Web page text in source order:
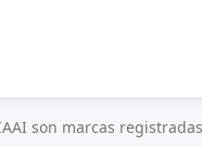
son marcas